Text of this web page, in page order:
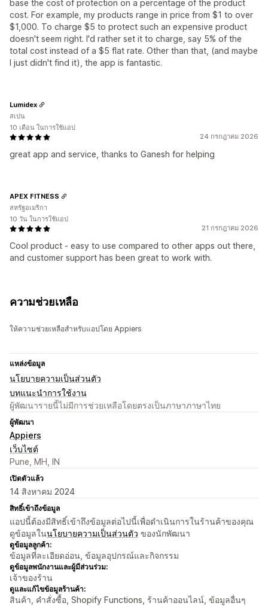
base the cost of protection on a percentage of the product
cost. For example, my products range in price from $1 to over
$1,000. To charge $5 to protect such an expensive product
doesn't seem right. I'd rather set it to charge, say 5% of the
total cost instead of a $5 flat rate. Other than that, (and maybe
I just didn't find it), the app is fantastic.
24 กรกฎาคม 2026
great app and service, thanks to Ganesh for helping
Lumidex
สเปน
10 เดือน ในการใช้แอป
21 กรกฎาคม 2026
Cool product - easy to use compared to other apps out there,
and customer support has been great to work with.
APEX FITNESS
สหรัฐอเมริกา
10 วัน ในการใช้แอป
ความช่วยเหลือ
ให้ความช่วยเหลือสำหรับแอปโดย Appiers
แหล่งข้อมูล
นโยบายความเป็นส่วนตัว
บทแนะนำการใช้งาน
ผู้พัฒนารายนี้ไม่มีการช่วยเหลือโดยตรงเป็นภาษาภาษาไทย
ผู้พัฒนา
Appiers
เว็บไซต์
Pune, MH, IN
เปิดตัวแล้ว
14 สิงหาคม 2024
สิทธิ์เข้าถึงข้อมูล
แอปนี้ต้องมีสิทธิ์เข้าถึงข้อมูลต่อไปนี้เพื่อดำเนินการในร้านค้าของคุณ
ดูข้อมูลในนโยบายความเป็นส่วนตัว ของนักพัฒนา
ดูข้อมูลลูกค้า:
ข้อมูลที่ละเอียดอ่อน, ข้อมูลอุปกรณ์และกิจกรรม
ดูข้อมูลพนักงานและผู้มีส่วนร่วม:
เจ้าของร้าน
ดูและแก้ไขข้อมูลร้านค้า:
สินค้า, คำสั่งซื้อ, Shopify Functions, ร้านค้าออนไลน์, ข้อมูลอื่นๆ